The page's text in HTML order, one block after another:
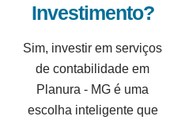
Investimento?
Sim, investir em serviços
de contabilidade em
Planura - MG é uma
escolha inteligente que